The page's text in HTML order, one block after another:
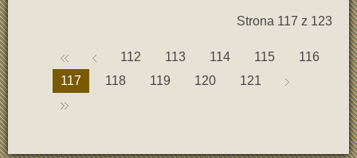
Strona 117 z 123
112 113 114 115
116
117
118 119 120 121